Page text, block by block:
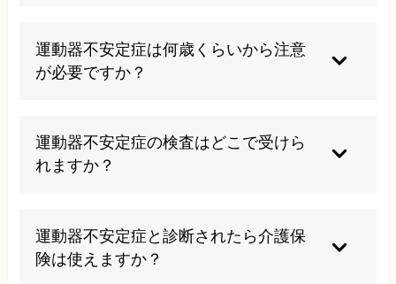
で、セルフチェックで気づくことができます。運
動器不安定症は医療機関で診断基準を満たした場
合に診断される疾患名であり、運動器リハビリテ
運動器不安定症は何歳くらいから注意
が必要ですか？
歳以上では顕著になります。ただし50歳代でも約
10%の方が該当するため、早めの予防意識が重要
運動器不安定症の検査はどこで受けら
れますか？
ちテストや3mTUGテストといった簡単な検査で
評価されます。当院でも同様の検査が可能ですの
で、気になる症状があれば早めにご相談くださ
運動器不安定症と診断されたら介護保
険は使えますか？